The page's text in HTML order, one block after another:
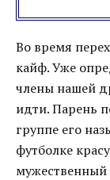
Во время
кайф. Уже
члены нашей
идти. Парень
группе его
футболке